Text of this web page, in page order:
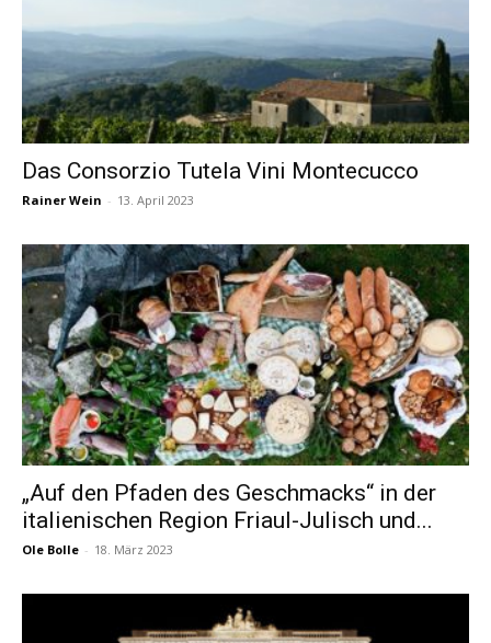
Das Consorzio Tutela Vini Montecucco
Rainer Wein - 13. April 2023
„Auf den Pfaden des Geschmacks“ in der
italienischen Region Friaul-Julisch und...
Ole Bolle - 18. März 2023